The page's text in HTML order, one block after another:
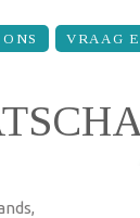
VRAAG